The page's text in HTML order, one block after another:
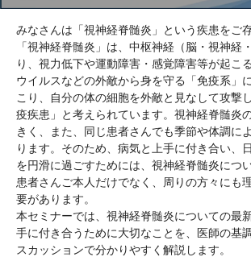
みなさんは「視神経脊髄炎」という疾患をご
「視神経脊髄炎」は、中枢神経（脳・視神経
り、視力低下や運動障害・感覚障害等が起こ
ウイルスなどの外敵から身を守る「免疫系」
こり、自分の体の細胞を外敵と見なして攻撃
疫疾患」と考えられています。視神経脊髄炎
きく、また、同じ患者さんでも季節や体調に
ります。そのため、病気と上手に付き合い、
を円滑に過ごすためには、視神経脊髄炎につ
患者さんご本人だけでなく、周りの方々にも
要があります。
本セミナーでは、視神経脊髄炎についての最
手に付き合うために大切なことを、医師の基
スカッションで分かりやすく解説します。